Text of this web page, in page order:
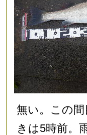
無い。この
きは5時前。